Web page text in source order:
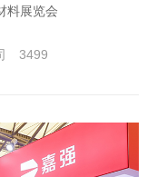
料展览会
3499